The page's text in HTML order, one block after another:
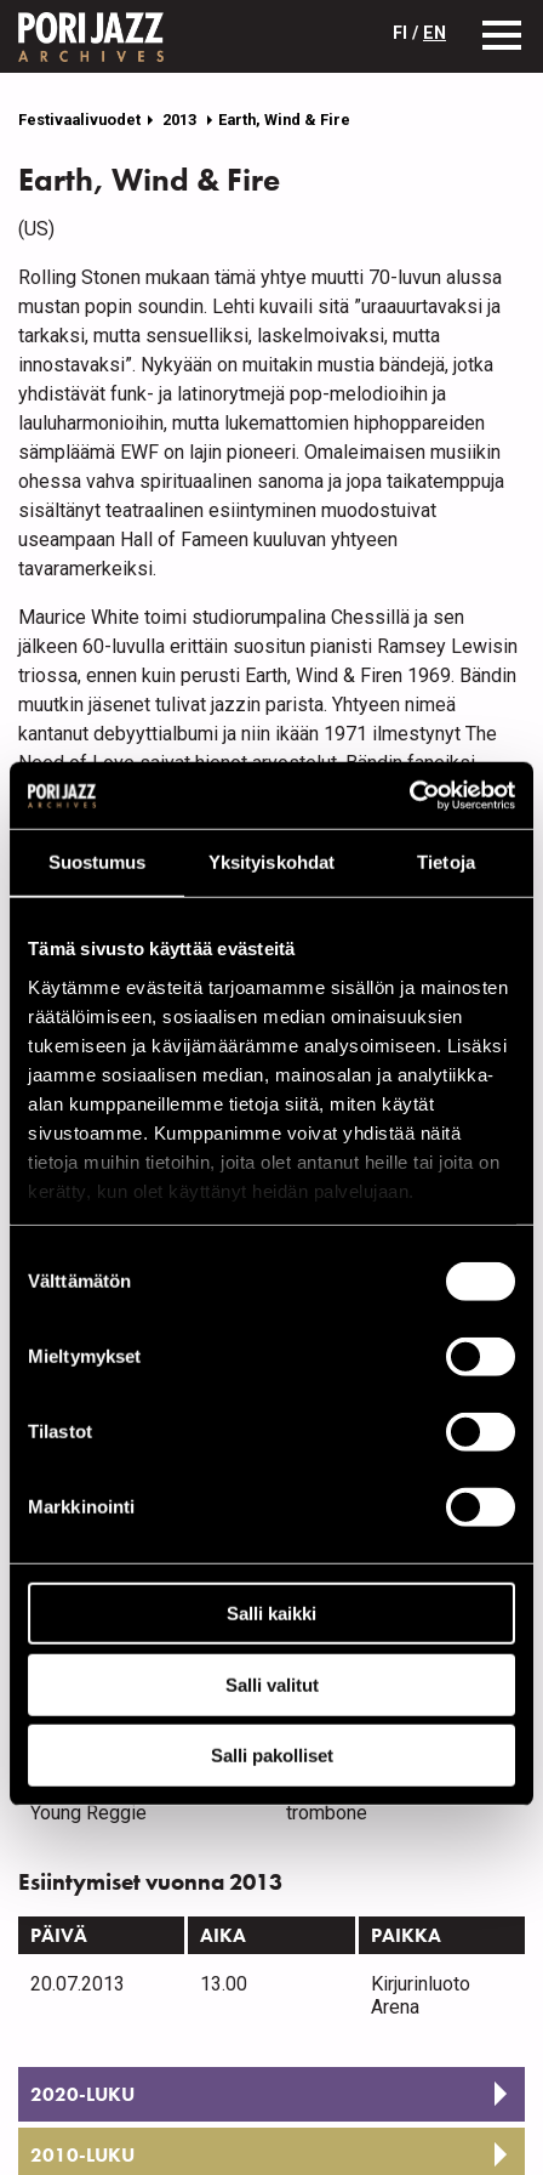
Suostumus Yksityiskohdat Tietoja
Tämä sivusto käyttää evästeitä
Käytämme evästeitä tarjoamamme sisällön ja mainosten
räätälöimiseen, sosiaalisen median ominaisuuksien
tukemiseen ja kävijämäärämme analysoimiseen. Lisäksi
jaamme sosiaalisen median, mainosalan ja analytiikka-
alan kumppaneillemme tietoja siitä, miten käytät
sivustoamme. Kumppanimme voivat yhdistää näitä
tietoja muihin tietoihin, joita olet antanut heille tai joita on
kerätty, kun olet käyttänyt heidän palvelujaan.
valinta
Välttämätön
Mieltymykset
Tilastot
Markkinointi
Salli kaikki
Salli valitut
Salli pakolliset
FI / EN
2020-LUKU
2010-LUKU
Festivaalivuodet 2013 Earth, Wind & Fire
Earth, Wind & Fire
(US)
Rolling Stonen mukaan tämä yhtye muutti 70-luvun alussa
mustan popin soundin. Lehti kuvaili sitä ”uraauurtavaksi ja
tarkaksi, mutta sensuelliksi, laskelmoivaksi, mutta
innostavaksi”. Nykyään on muitakin mustia bändejä, jotka
yhdistävät funk- ja latinorytmejä pop-melodioihin ja
lauluharmonioihin, mutta lukemattomien hiphoppareiden
sämpläämä EWF on lajin pioneeri. Omaleimaisen musiikin
ohessa vahva spirituaalinen sanoma ja jopa taikatemppuja
sisältänyt teatraalinen esiintyminen muodostuivat
useampaan Hall of Fameen kuuluvan yhtyeen
tavaramerkeiksi.
Maurice White toimi studiorumpalina Chessillä ja sen
jälkeen 60-luvulla erittäin suositun pianisti Ramsey Lewisin
triossa, ennen kuin perusti Earth, Wind & Firen 1969. Bändin
muutkin jäsenet tulivat jazzin parista. Yhtyeen nimeä
kantanut debyyttialbumi ja niin ikään 1971 ilmestynyt The
Need of Love saivat hienot arvostelut. Bändin faneiksi
tunnustautuivat Miles Davis, Quincy Jones ja Dionne
Kaksi hittiä poikinut Head to the Sky (-73) muodostui EWF:n
varsinaiseksi läpilyönniksi. Sen jälkeen suosio kasvoi
top teniin. Shining Star (-75), After the Love Has Gone (-79)
ja Let’s Groove (-81) olivat bändin isoimmat, vaan eivät
ainoat hitit. White jättäytyi EWF:n live-kokoonpanosta pois
1994, mutta jatkaa yhä sen taustavoimana tuottaen ja
säveltäen. Nykyään yhtyettä johtavat jo sen klassiseen
kokoonpanoon kuuluneet laulaja Philip Bailey ja Mauricen
basistiveli Verdine White.
Kokoonpano
NIMI INSTRUMENTTI
Bailey Jr. Philip D.
background vocals,
lead vocals, percussion,
keyboards
guitar, vocals
O'Connor Morris
guitar, vocals
drums, vocals
White Verdine
bass
Young Reggie
trombone
Esiintymiset vuonna 2013
PÄIVÄ AIKA PAIKKA
20.07.2013 13.00
Kirjurinluoto
Arena